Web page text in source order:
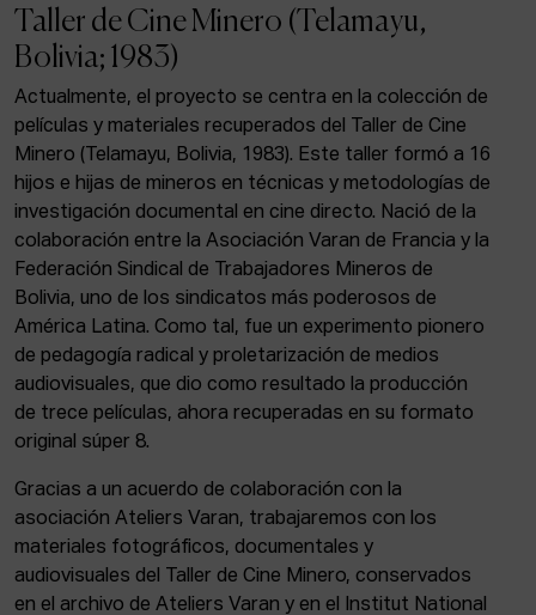
Taller de Cine Minero (Telamayu,
Bolivia; 1983)
Actualmente, el proyecto se centra en la colección de
películas y materiales recuperados del Taller de Cine
Minero (Telamayu, Bolivia, 1983). Este taller formó a 16
hijos e hijas de mineros en técnicas y metodologías de
investigación documental en cine directo. Nació de la
colaboración entre la Asociación Varan de Francia y la
Federación Sindical de Trabajadores Mineros de
Bolivia, uno de los sindicatos más poderosos de
América Latina. Como tal, fue un experimento pionero
de pedagogía radical y proletarización de medios
audiovisuales, que dio como resultado la producción
de trece películas, ahora recuperadas en su formato
original súper 8.
Gracias a un acuerdo de colaboración con la
asociación Ateliers Varan, trabajaremos con los
materiales fotográficos, documentales y
audiovisuales del Taller de Cine Minero, conservados
en el archivo de Ateliers Varan y en el Institut National